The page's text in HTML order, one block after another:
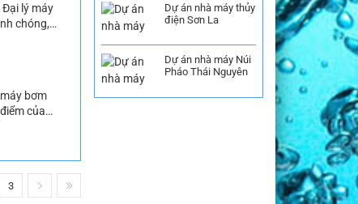
Đại lý máy
chóng,
về các loại
bơm
của
lớn,
3
Dự án nhà máy thủy
điện Sơn La
Dự án nhà máy Núi
Pháo Thái Nguyên